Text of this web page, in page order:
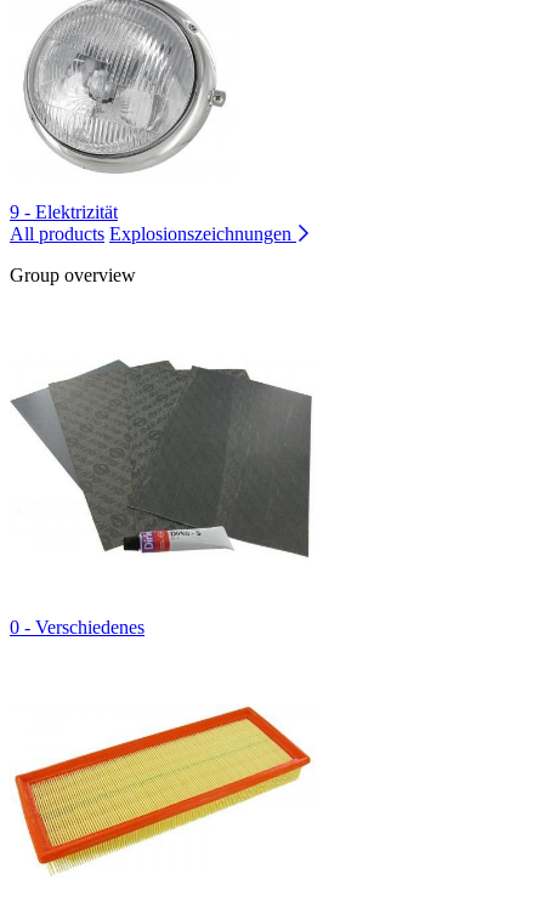
9 - Elektrizität
All products Explosionszeichnungen
Group overview
0 - Verschiedenes